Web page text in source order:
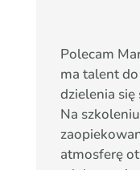
Polecam
ma talent
dzielenia
Na
atmosferę